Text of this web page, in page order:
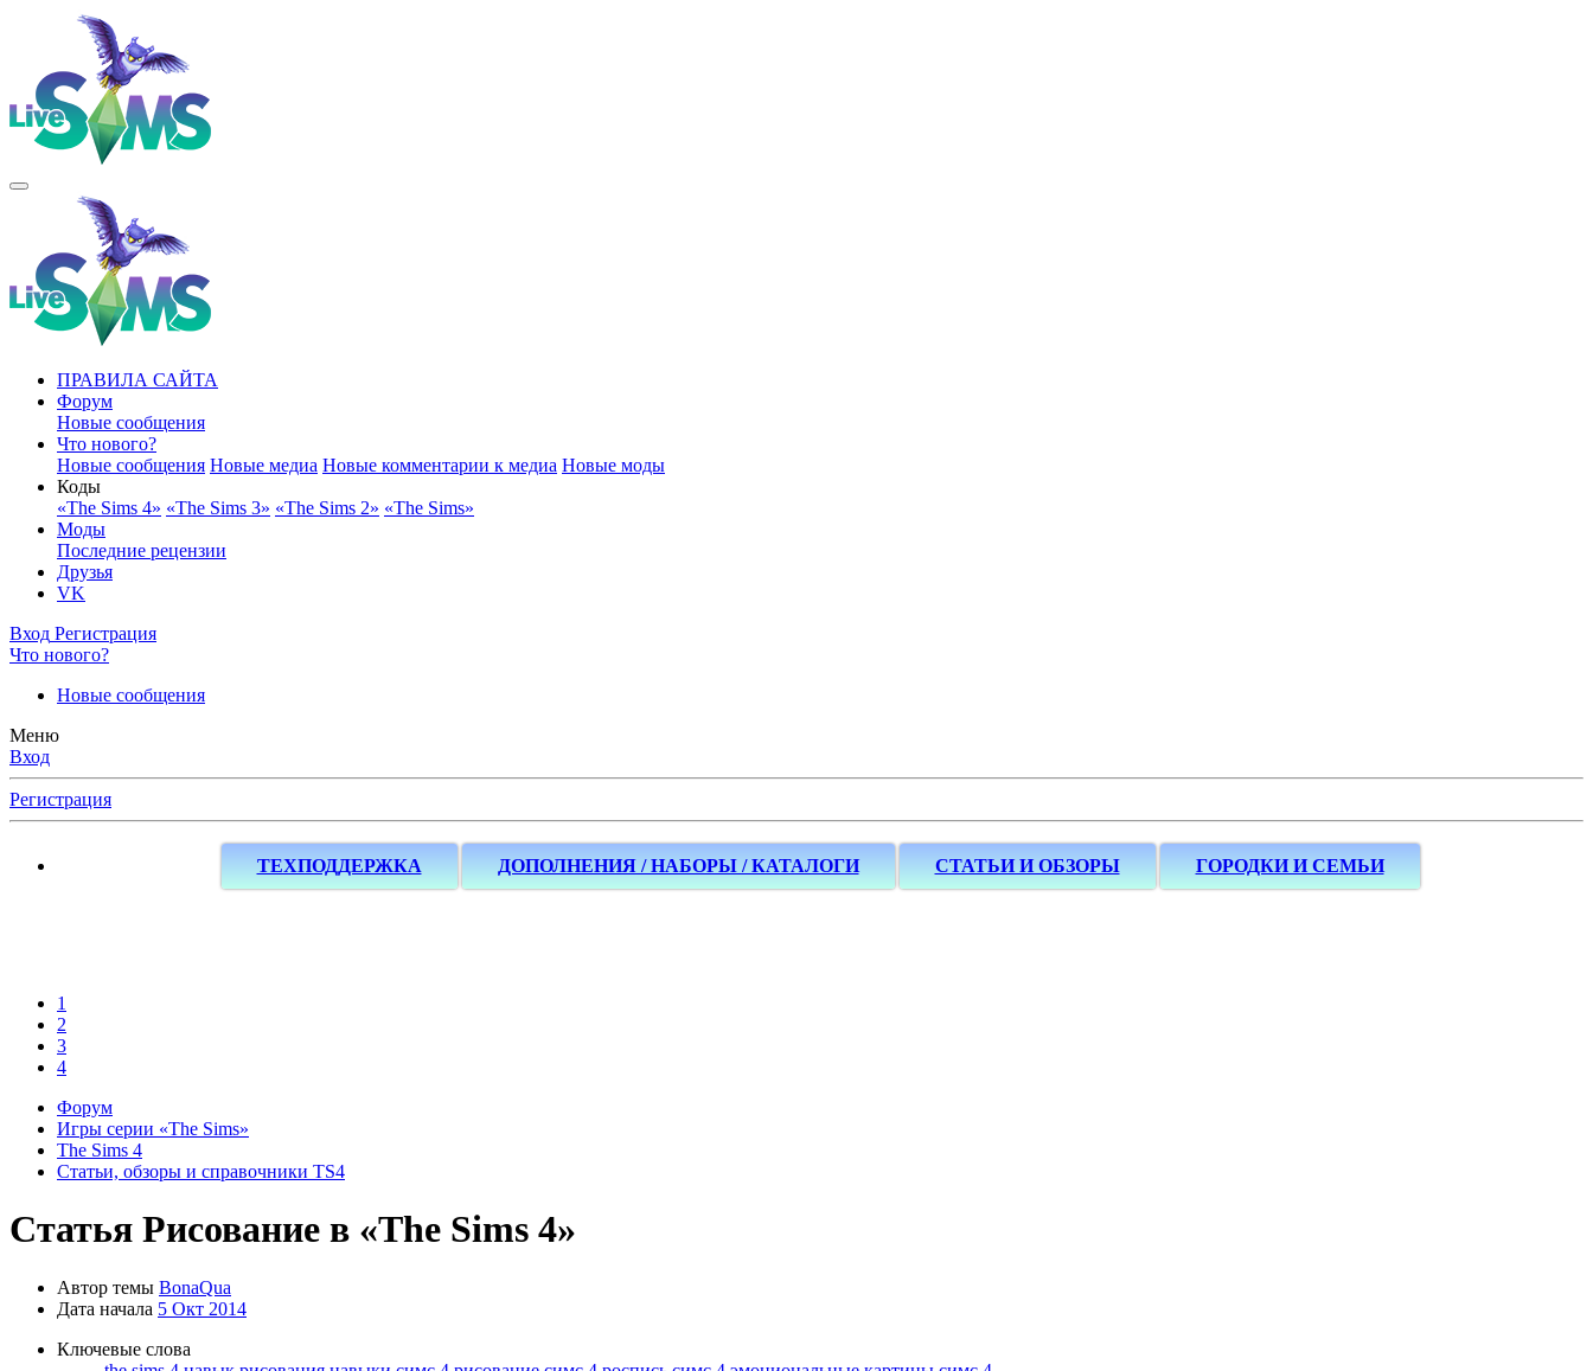
ПРАВИЛА САЙТА
Форум
Новые сообщения
Что нового?
Новые сообщения Новые медиа Новые комментарии к медиа Новые моды
Коды
«The Sims 4» «The Sims 3» «The Sims 2» «The Sims»
Моды
Последние рецензии
Друзья
VK
Вход Регистрация
Что нового?
Новые сообщения
Меню
Вход
Регистрация
ТЕХПОДДЕРЖКА ДОПОЛНЕНИЯ / НАБОРЫ / КАТАЛОГИ СТАТЬИ И ОБЗОРЫ ГОРОДКИ И СЕМЬИ
1
2
3
4
Форум
Игры серии «The Sims»
The Sims 4
Статьи, обзоры и справочники TS4
Статья Рисование в «The Sims 4»
Автор темы BonaQua
Дата начала 5 Окт 2014
Ключевые слова